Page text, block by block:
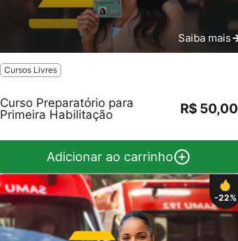
Saiba mais
Cursos Livres
Curso Preparatório para
Primeira Habilitação
R$ 50,00
Adicionar ao carrinho
-22%